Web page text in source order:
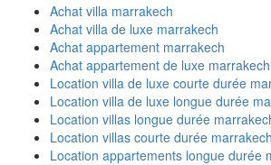
Achat villa marrakech
Achat villa de luxe marrakech
Achat appartement marrakech
Achat appartement de luxe marrakech
Location villa de luxe courte durée
Location villa de luxe longue durée
Location villas longue durée
Location villas courte durée marrakech
Location appartements longue durée